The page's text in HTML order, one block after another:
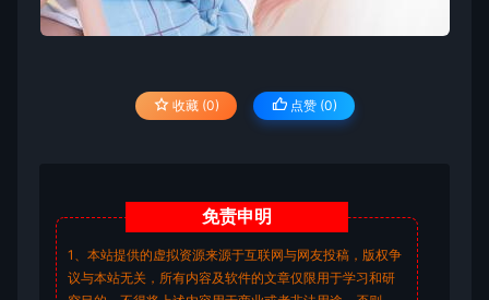
收藏 (0) 点赞 (0)
免责申明
1、本站提供的虚拟资源来源于互联网与网友投稿，版权争
议与本站无关，所有内容及软件的文章仅限用于学习和研